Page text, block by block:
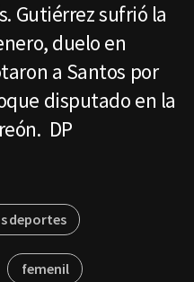
Gutiérrez sufrió la
duelo en
a Santos por
disputado en la
DP
deportes
femenil